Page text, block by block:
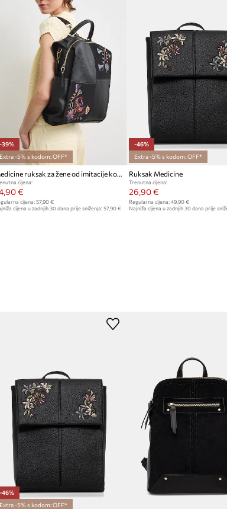
džepa
uređaja
Modna marka
Proizvođač
ID Proizvoda
-39%
Extra -5% s kodom: OFF*
cijena:
€
cijena: 57,90 €
cijena u zadnjih 30 dana prije sniženja: 57,90 €
-46%
Extra -5% s kodom: OFF*
Ruksak Medicine
Trenutna cijena:
26,90 €
Regularna cijena: 49,90 €
Najniža cijena u zadnjih 30 dana prije
-46%
Extra -5% s kodom: OFF*